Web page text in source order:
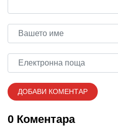
0 Коментара